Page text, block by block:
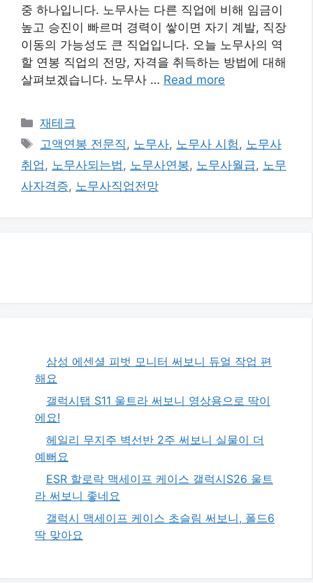
중 하나입니다. 노무사는 다른 직업에 비해 임금이
높고 승진이 빠르며 경력이 쌓이면 자기 계발, 직장
이동의 가능성도 큰 직업입니다. 오늘 노무사의 역
할 연봉 직업의 전망, 자격을 취득하는 방법에 대해
살펴보겠습니다. 노무사 … Read more
카
테
리
재테크
태
그
고액연봉 전문직 , 노무사, 노무사 시험 , 노무사
취업 , 노무사되는법 , 노무사연봉, 노무사월급, 노무
사자격증, 노무사직업전망
삼성 에센셜 피벗 모니터 써보니 듀얼 작업 편
해요
갤럭시탭 S11 울트라 써보니 영상용으로 딱이
에요!
헤일리 무지주 벽선반 2주 써보니 실물이 더
예뻐요
ESR 할로락 맥세이프 케이스 갤럭시S26 울트
라 써보니 좋네요
갤럭시 맥세이프 케이스 초슬림 써보니, 폴드6
딱 맞아요